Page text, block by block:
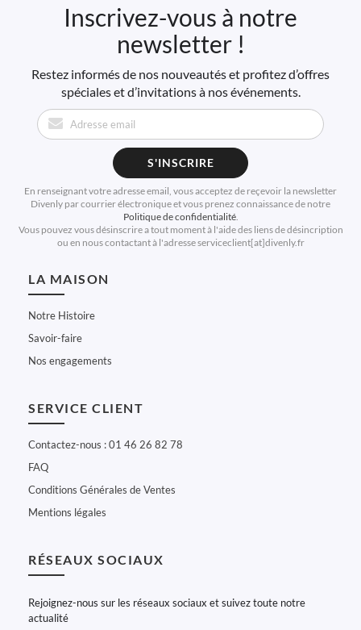
Inscrivez-vous à notre
newsletter !
Restez informés de nos nouveautés et profitez d’offres
spéciales et d’invitations à nos événements.
S'INSCRIRE
En renseignant votre adresse email, vous acceptez de reçevoir la newsletter
Divenly par courrier électronique et vous prenez connaissance de notre
Politique de confidentialité.
Vous pouvez vous désinscrire a tout moment à l'aide des liens de désincription
ou en nous contactant à l'adresse serviceclient[at]divenly.fr
LA MAISON
Notre Histoire
Savoir-faire
Nos engagements
SERVICE CLIENT
Contactez-nous : 01 46 26 82 78
FAQ
Conditions Générales de Ventes
Mentions légales
RÉSEAUX SOCIAUX
Rejoignez-nous sur les réseaux sociaux et suivez toute notre
actualité